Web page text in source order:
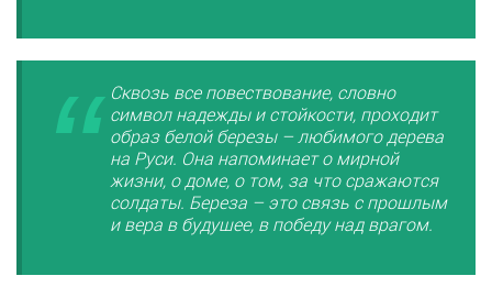
Сквозь все повествование, словно
символ надежды и стойкости, проходит
образ белой березы – любимого дерева
на Руси. Она напоминает о мирной
жизни, о доме, о том, за что сражаются
солдаты. Береза – это связь с прошлым
и вера в будущее, в победу над врагом.